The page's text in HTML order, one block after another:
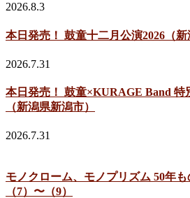
2026.8.3
本日発売！ 鼓童十二月公演2026（新
2026.7.31
本日発売！ 鼓童×KURAGE Band 特
（新潟県新潟市）
2026.7.31
モノクローム、モノプリズム 50年
（7）〜（9）